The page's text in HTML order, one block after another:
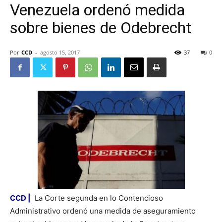
Claras
Venezuela ordenó medida
sobre bienes de Odebrecht
Por CCD - agosto 15, 2017 0
37
CCD |
La Corte segunda en lo Contencioso
Administrativo ordenó una medida de aseguramiento